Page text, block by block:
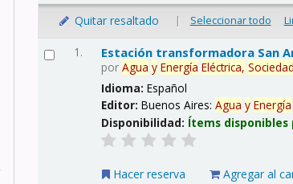
Quitar resaltado | Seleccionar todo
1. Estación transformadora San
porAgua y Energía Eléctrica, Sociedad
Idioma:Español
Editor:Buenos Aires:Agua y Energía
Disponibilidad: Ítems
Hacer reserva Agregar al